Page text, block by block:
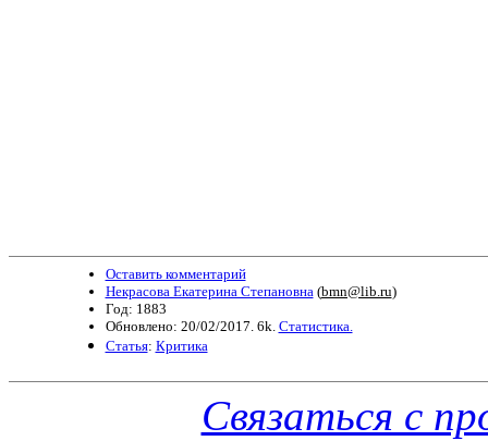
Оставить комментарий
Некрасова Екатерина Степановна(bmn@lib.ru)
Год: 1883
Обновлено: 20/02/2017. 6k. Статистика.
Статья: Критика
Связаться с